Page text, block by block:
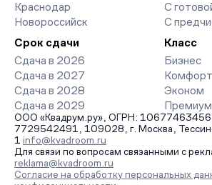
Краснодар
Новороссийск
С
С
Срок сдачи
Сдача в 2026
Сдача в 2027
Сдача в 2028
Сдача в 2029
Класс
Бизнес
Комфорт
Эконом
Премиум
ООО «Квадрум.ру», ОГРН:
7729542491, 109028, г. Москва,
1 info@kvadroom.ru
Для связи по вопросам связанными с
reklama@kvadroom.ru
Согласие на обработку персональных